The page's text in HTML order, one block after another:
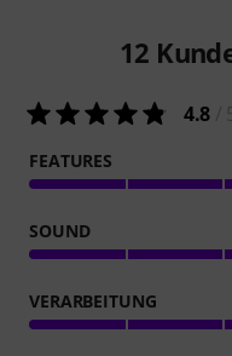
12
4.8
FEATURES
SOUND
VERARBEITUNG